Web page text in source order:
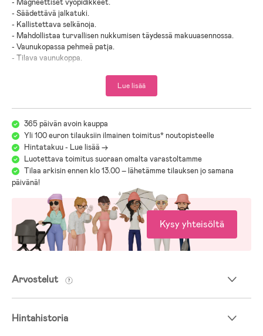
- Säädettävä jalkatuki.
- Kallistettava selkänoja.
- Mahdollistaa turvallisen nukkumisen täydessä makuuasennossa.
- Vaunukopassa pehmeä patja.
- Tilava vaunukoppa.
-180° avattava turvakaari.
-Puhkeamattomat PU-renkaat.
-Tilava tavarakori magneettisella aukolla
-Keinonahkaisia yksityiskohtia.
-Sertifikaatit: EN 1888-2:2018.
-Vaunukopan enimmäiskuormitus: 9 kg
Enimmäiskuormitus per istuin: 22 kg.
Lue lisää pakettiin sisältyvistä tuotteista klikkaamalla kuvakkeita!
-Ikäsuositus: 0 kk +
Me täällä Jollyroomilla tiedämme, että juuri sinulle ja lapsellesi sopivien
Helpottaaksemme tärkeää valintaasi olemme koonneet
Lue lisää
365 päivän avoin kauppa
Yli 100 euron tilauksiin ilmainen toimitus* noutopisteelle
Hintatakuu - Lue lisää ->
Luotettava toimitus suoraan omalta varastoltamme
Tilaa arkisin ennen klo 13.00 – lähetämme tilauksen jo samana
päivänä!
Kysy yhteisöltä
Arvostelut
Hintahistoria